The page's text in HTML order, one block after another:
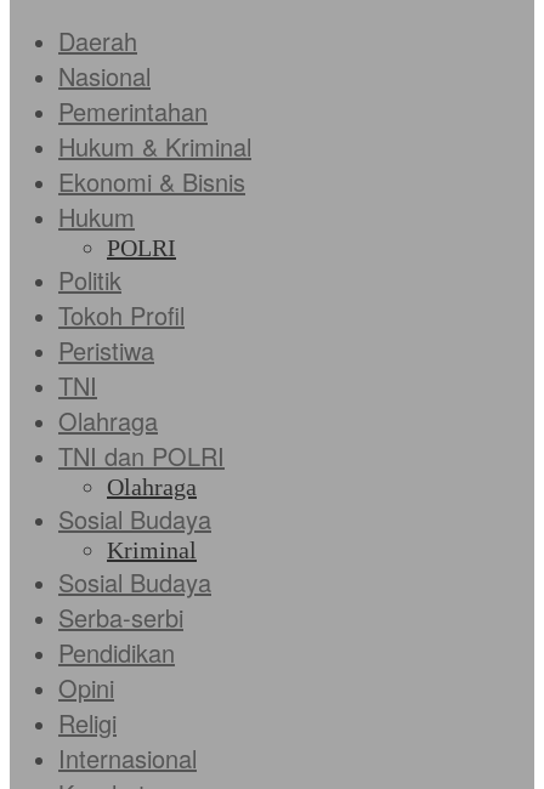
Daerah
Nasional
Pemerintahan
Hukum & Kriminal
Ekonomi & Bisnis
Hukum
POLRI
Politik
Tokoh Profil
Peristiwa
TNI
Olahraga
TNI dan POLRI
Olahraga
Sosial Budaya
Kriminal
Sosial Budaya
Serba-serbi
Pendidikan
Opini
Religi
Internasional